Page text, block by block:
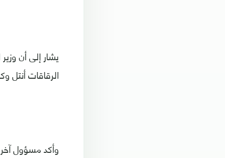
يشار إلى أن
الرقاقات أنتل
وأكد مسؤول